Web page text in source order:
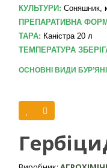
КУЛЬТУРИ: Соняшник,
ПРЕПАРАТИВНА
ТАРА: Каністра 20 л
ТЕМПЕРАТУРА
ОСНОВНІ ВИДИ
мишій зелений
щириця звичайна
гірчиця польова